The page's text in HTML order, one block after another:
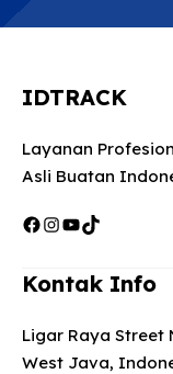
IDTRACK
Layanan
Asli Buatan
Facebook
Instagram
YouTube
TikTok
Kontak Info
Ligar Raya Street
West Java,